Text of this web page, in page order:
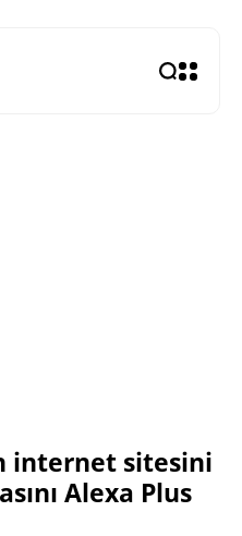
internet sitesini
Alexa Plus